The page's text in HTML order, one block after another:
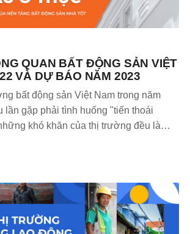
QUAN BẤT ĐỘNG SẢN VIỆT
VÀ DỰ BÁO NĂM 2023
bất động sản Việt Nam trong năm
lần gặp phải tình huống "tiến thoái
khó khăn của thị trường đều là
trang bị